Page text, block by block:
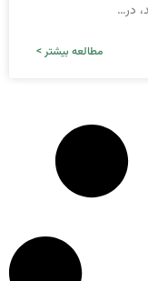
مطالعه بیشتر >